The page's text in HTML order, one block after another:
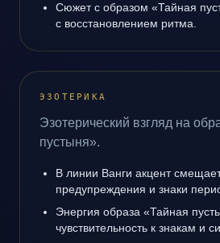
Сюжет с образом «Тайная
с восстановлением ритма.
ЭЗОТЕРИКА
Эзотерический взгляд на
пустыня».
В линии Ванги акцент
предупреждения и знаки
Энергия образа «Тайная
чувствительность к знакам и